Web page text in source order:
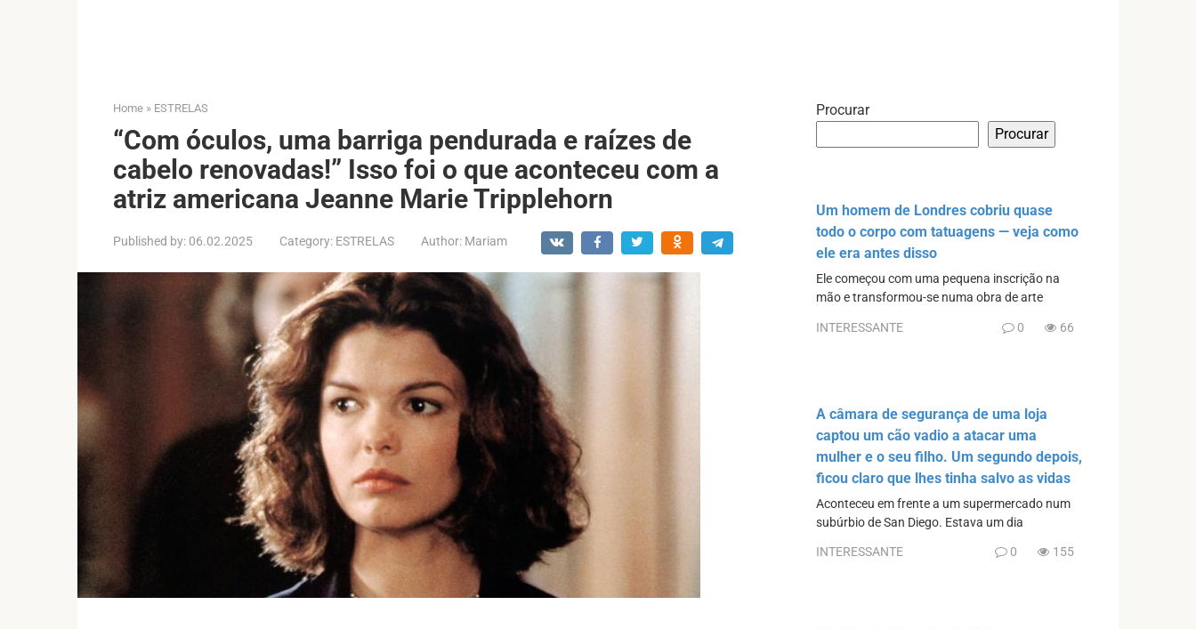
Home » ESTRELAS
“Com óculos, uma barriga pendurada e raízes de
cabelo renovadas!” Isso foi o que aconteceu com a
atriz americana Jeanne Marie Tripplehorn
Published by: 06.02.2025 Category: ESTRELAS Author: Mariam
Procurar
Procurar
Um homem de Londres cobriu quase
todo o corpo com tatuagens — veja como
ele era antes disso
Ele começou com uma pequena inscrição na
mão e transformou-se numa obra de arte
INTERESSANTE 0 66
A câmara de segurança de uma loja
captou um cão vadio a atacar uma
mulher e o seu filho. Um segundo depois,
ficou claro que lhes tinha salvo as vidas
Aconteceu em frente a um supermercado num
subúrbio de San Diego. Estava um dia
INTERESSANTE 0 155